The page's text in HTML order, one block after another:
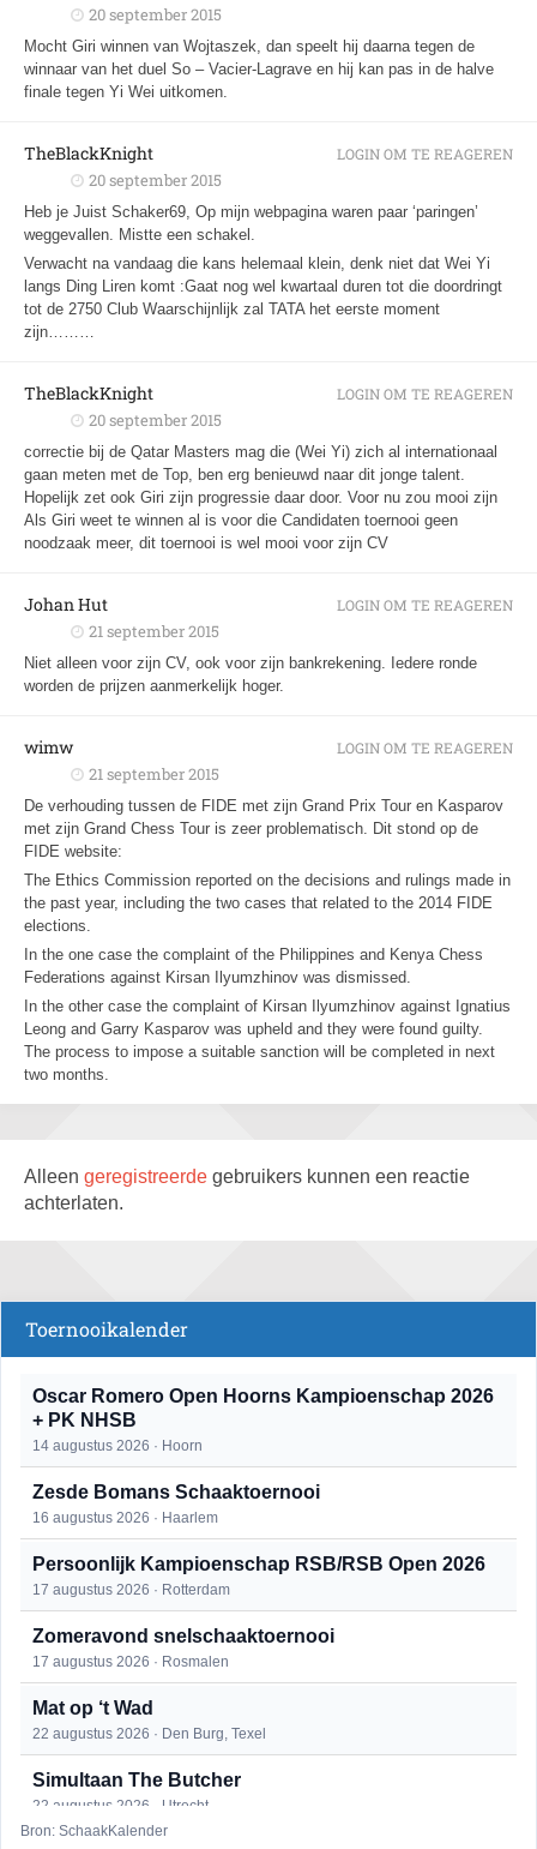
20 september 2015
Mocht Giri winnen van Wojtaszek, dan speelt hij daarna tegen de
winnaar van het duel So – Vacier-Lagrave en hij kan pas in de halve
finale tegen Yi Wei uitkomen.
TheBlackKnight
20 september 2015
Heb je Juist Schaker69, Op mijn webpagina waren paar ‘paringen’
weggevallen. Mistte een schakel.
Verwacht na vandaag die kans helemaal klein, denk niet dat Wei Yi
langs Ding Liren komt :Gaat nog wel kwartaal duren tot die doordringt
tot de 2750 Club Waarschijnlijk zal TATA het eerste moment
zijn………
LOGIN OM TE REAGEREN
TheBlackKnight
20 september 2015
correctie bij de Qatar Masters mag die (Wei Yi) zich al internationaal
gaan meten met de Top, ben erg benieuwd naar dit jonge talent.
Hopelijk zet ook Giri zijn progressie daar door. Voor nu zou mooi zijn
Als Giri weet te winnen al is voor die Candidaten toernooi geen
noodzaak meer, dit toernooi is wel mooi voor zijn CV
LOGIN OM TE REAGEREN
Johan Hut
21 september 2015
Niet alleen voor zijn CV, ook voor zijn bankrekening. Iedere ronde
worden de prijzen aanmerkelijk hoger.
LOGIN OM TE REAGEREN
wimw
21 september 2015
De verhouding tussen de FIDE met zijn Grand Prix Tour en Kasparov
met zijn Grand Chess Tour is zeer problematisch. Dit stond op de
FIDE website:
The Ethics Commission reported on the decisions and rulings made in
the past year, including the two cases that related to the 2014 FIDE
elections.
In the one case the complaint of the Philippines and Kenya Chess
Federations against Kirsan Ilyumzhinov was dismissed.
In the other case the complaint of Kirsan Ilyumzhinov against Ignatius
Leong and Garry Kasparov was upheld and they were found guilty.
The process to impose a suitable sanction will be completed in next
two months.
LOGIN OM TE REAGEREN
Alleen geregistreerde gebruikers kunnen een reactie
achterlaten.
Toernooikalender
Oscar Romero Open Hoorns Kampioenschap 2026
+ PK NHSB
14 augustus 2026 · Hoorn
Zesde Bomans Schaaktoernooi
16 augustus 2026 · Haarlem
Persoonlijk Kampioenschap RSB/RSB Open 2026
17 augustus 2026 · Rotterdam
Zomeravond snelschaaktoernooi
17 augustus 2026 · Rosmalen
Mat op ‘t Wad
22 augustus 2026 · Den Burg, Texel
Simultaan The Butcher
22 augustus 2026 · Utrecht
Bron: SchaakKalender